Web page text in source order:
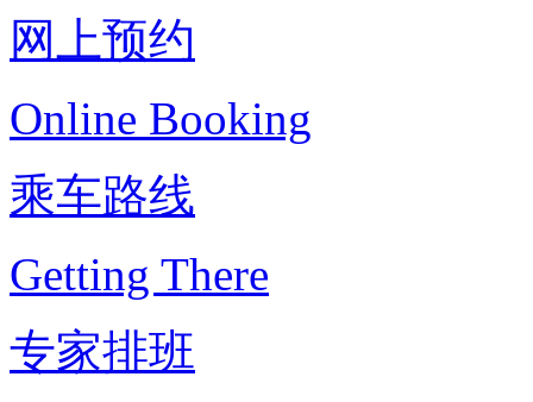
网上预约
Online Booking
乘车路线
Getting There
专家排班